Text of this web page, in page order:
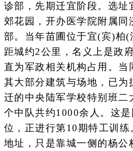
诊部，先期迁宜阶段。选址
郊花园，开办医学院附属同
部。当年苗圃位于宜(宾)柏(
距城约2公里，名义上是政
直为军政相关机构占用。当
其大部分建筑与场地，已为
迁的中央陆军学校特别班二
个中队共约1000余人。这是
位，正进行第10期特工训练
地址，只是靠城一侧的杨公